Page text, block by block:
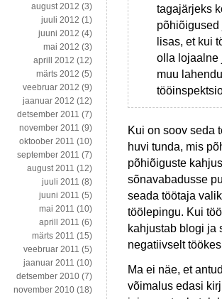
tagajärjeks
põhiõigused
lisas, et kui
olla lojaalne
muu
Kui on soov seda
huvi tunda, mis
põhiõiguste
sõnavabadusse
seada töötaja
töölepingu. Kui
kahjustab blogi ja
negatiivselt
Ma ei näe, et
võimalus edasi
august 2012 (3)
juuli 2012 (1)
juuni 2012 (4)
mai 2012 (3)
aprill 2012 (12)
märts 2012 (5)
veebruar 2012 (9)
jaanuar 2012 (12)
detsember 2011 (7)
november 2011 (9)
oktoober 2011 (10)
september 2011 (7)
august 2011 (12)
juuli 2011 (8)
juuni 2011 (5)
mai 2011 (10)
aprill 2011 (6)
märts 2011 (15)
veebruar 2011 (5)
jaanuar 2011 (10)
detsember 2010 (7)
november 2010 (18)